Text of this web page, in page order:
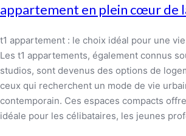
appartement en plein cœur de
t1 appartement : le choix idéal pour une
Les t1 appartements, également connus
studios, sont devenus des options de
ceux qui recherchent un mode de vie
contemporain. Ces espaces compacts
idéale pour les célibataires, les jeunes